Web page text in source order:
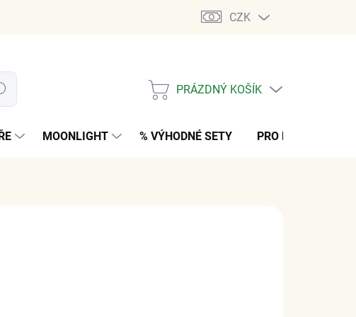
CZK
NÁKUPNÍ
PRÁZDNÝ KOŠÍK
MOONLIGHT % VÝHODNÉ SETY PRO MUŽE